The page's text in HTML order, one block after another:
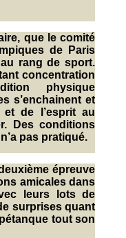
que le comité
de Paris
rang de sport.
concentration
physique
s’enchainent et
de l’esprit au
Des conditions
pas pratiqué.
épreuve
amicales dans
leurs lots de
surprises quant
tout son